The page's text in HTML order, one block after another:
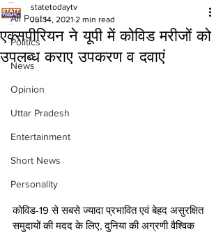
All Posts
Politics
News
Opinion
Uttar Pradesh
Entertainment
Short News
Personality
एक्सपीरियन ने यूपी में कोविड मरीजों को
उपलब्ध कराए उपकरण व दवाएं
statetodaytv
Jul 14, 2021 2 min read
कोविड-19 से सबसे ज्यादा प्रभावित एवं बेहद असुरक्षित
समुदायों की मदद के लिए, दुनिया की अग्रणी वैश्विक